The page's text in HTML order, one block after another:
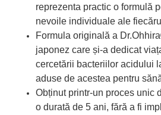
reprezenta practic o formulă
nevoile individuale ale
Formula originală a
japonez care și-a dedicat
cercetării bacteriilor acidului
aduse de acestea pentru
Obținut printr-un proces unic
o durată de 5 ani, fără a fi